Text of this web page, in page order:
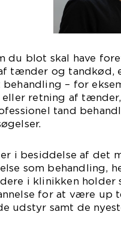
du blot skal have
tænder og tandkød,
behandling – for
retning af
tand
i besiddelse af det
som behandling,
i klinikken
for at være up
udstyr samt de